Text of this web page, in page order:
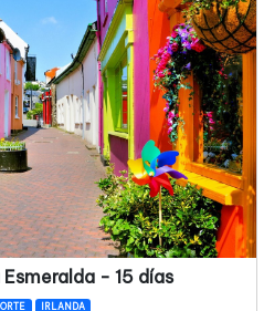
- 15 días
IRLANDA